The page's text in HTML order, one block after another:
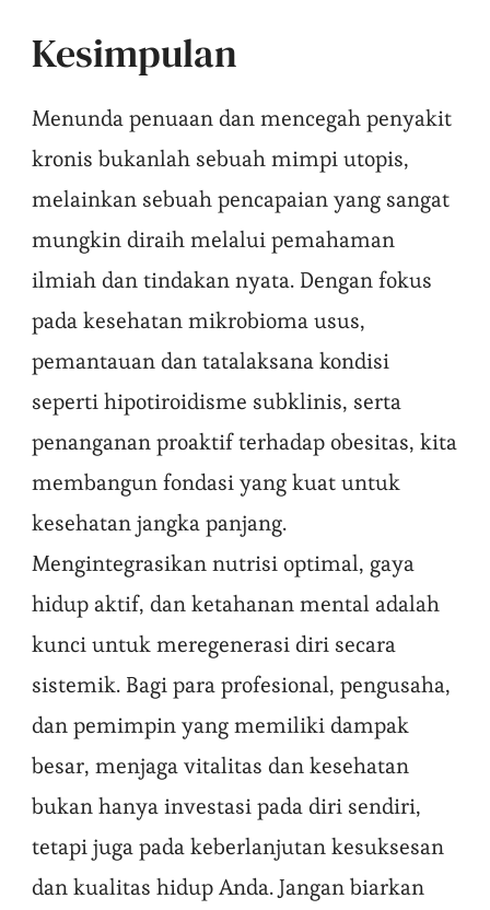
Kesimpulan
Menunda penuaan dan mencegah penyakit
kronis bukanlah sebuah mimpi utopis,
melainkan sebuah pencapaian yang sangat
mungkin diraih melalui pemahaman
ilmiah dan tindakan nyata. Dengan fokus
pada kesehatan mikrobioma usus,
pemantauan dan tatalaksana kondisi
seperti hipotiroidisme subklinis, serta
penanganan proaktif terhadap obesitas, kita
membangun fondasi yang kuat untuk
kesehatan jangka panjang.
Mengintegrasikan nutrisi optimal, gaya
hidup aktif, dan ketahanan mental adalah
kunci untuk meregenerasi diri secara
sistemik. Bagi para profesional, pengusaha,
dan pemimpin yang memiliki dampak
besar, menjaga vitalitas dan kesehatan
bukan hanya investasi pada diri sendiri,
tetapi juga pada keberlanjutan kesuksesan
dan kualitas hidup Anda. Jangan biarkan